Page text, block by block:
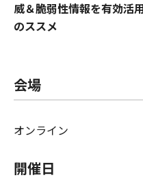
威＆脆弱性情報を有効活
のススメ
会場
オンライン
開催日